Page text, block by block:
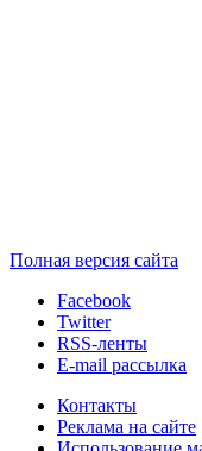
Полная версия сайта
Facebook
Twitter
RSS-ленты
E-mail рассылка
Контакты
Реклама на сайте